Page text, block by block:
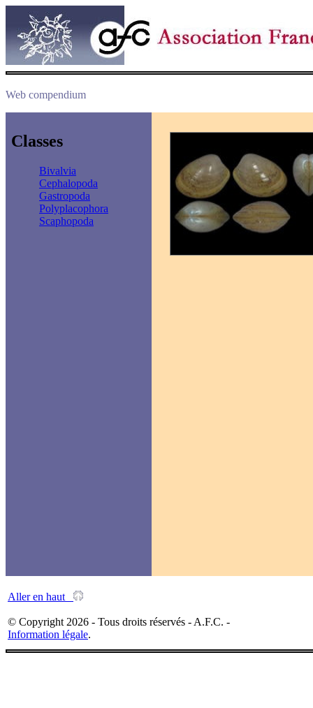
Web compendium
Classes
Bivalvia
Cephalopoda
Gastropoda
Polyplacophora
Scaphopoda
Aller en haut
© Copyright 2026 - Tous droits réservés - A.F.C. -
Information légale.